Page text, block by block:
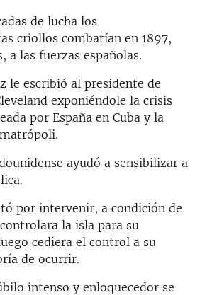
RUSA EN AMÉRICA LATINA
A UCRANIA
de lucha los
criollos combatían en 1897,
a las fuerzas españolas.
le escribió al presidente de
exponiéndole la crisis
por España en Cuba y la
ayudó a sensibilizar a
por intervenir, a condición de
la isla para su
cediera el control a su
de ocurrir.
intenso y enloquecedor se